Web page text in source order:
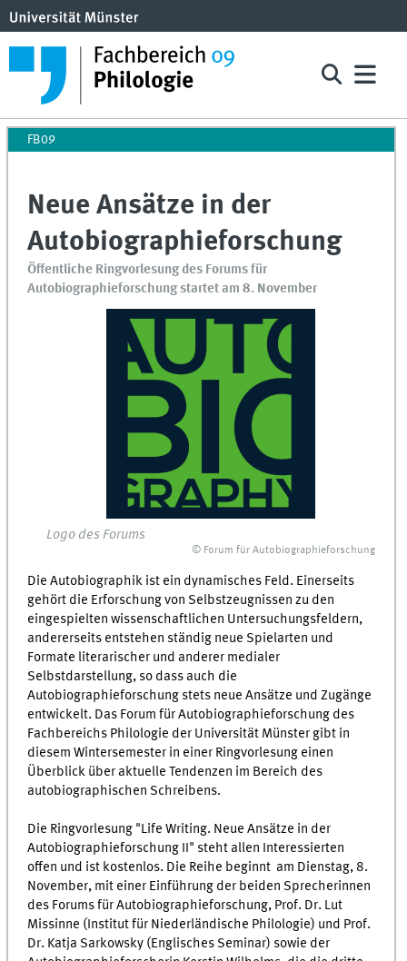
FB09
Neue Ansätze in der
Autobiographieforschung
Öffentliche Ringvorlesung des Forums für
Autobiographieforschung startet am 8. November
Logo des Forums
© Forum für Autobiographieforschung
Die Autobiographik ist ein dynamisches Feld. Einerseits
gehört die Erforschung von Selbstzeugnissen zu den
eingespielten wissenschaftlichen Untersuchungsfeldern,
andererseits entstehen ständig neue Spielarten und
Formate literarischer und anderer medialer
Selbstdarstellung, so dass auch die
Autobiographieforschung stets neue Ansätze und Zugänge
entwickelt. Das Forum für Autobiographieforschung des
Fachbereichs Philologie der Universität Münster gibt in
diesem Wintersemester in einer Ringvorlesung einen
Überblick über aktuelle Tendenzen im Bereich des
autobiographischen Schreibens.
Die Ringvorlesung "Life Writing. Neue Ansätze in der
Autobiographieforschung II" steht allen Interessierten
offen und ist kostenlos. Die Reihe beginnt am Dienstag, 8.
November, mit einer Einführung der beiden Sprecherinnen
des Forums für Autobiographieforschung, Prof. Dr. Lut
Missinne (Institut für Niederländische Philologie) und Prof.
Dr. Katja Sarkowsky (Englisches Seminar) sowie der